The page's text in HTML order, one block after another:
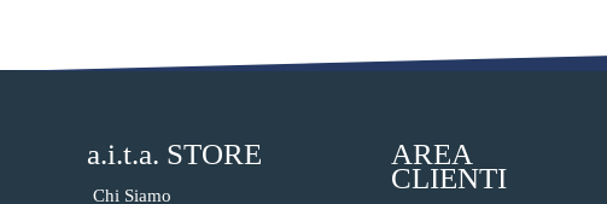
a.i.t.a. STORE
Chi Siamo
AREA
CLIENTI